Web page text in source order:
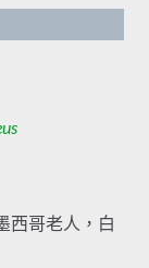
西哥老人，白